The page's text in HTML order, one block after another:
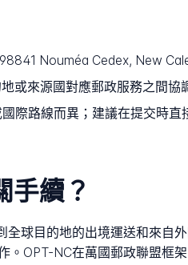
Nouméa Cedex, New
或來源國對應郵政服務之間協
際路線而異；建議在提交時直
手續？
球目的地的出境運送和來自
OPT-NC在萬國郵政聯盟框